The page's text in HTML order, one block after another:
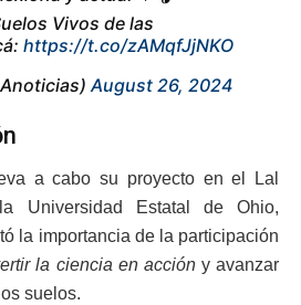
Vivos de las
https://t.co/zAMqfJjNKO
August 26, 2024
a cabo su proyecto en el Lal
Universidad Estatal de Ohio,
la importancia de la participación
la ciencia en accióny avanzar
suelos.